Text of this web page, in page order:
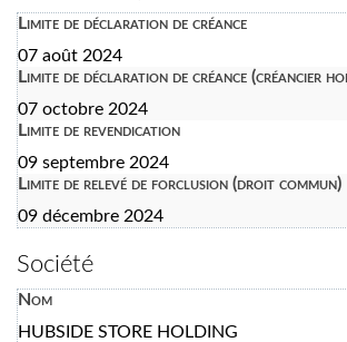
Limite de déclaration de créance
07 août 2024
Limite de déclaration de créance (créancier
07 octobre 2024
Limite de revendication
09 septembre 2024
Limite de relevé de forclusion (droit commun)
09 décembre 2024
Société
Nom
HUBSIDE STORE HOLDING